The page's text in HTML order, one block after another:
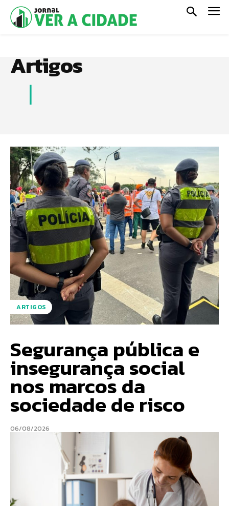
Artigos
ARTIGOS
Segurança pública e
insegurança social
nos marcos da
sociedade de risco
06/08/2026